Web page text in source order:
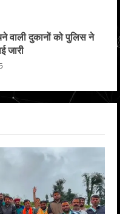
वाली दुकानों को पुलिस ने
जारी